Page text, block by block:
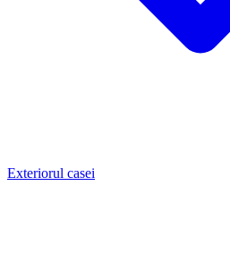
Exteriorul casei